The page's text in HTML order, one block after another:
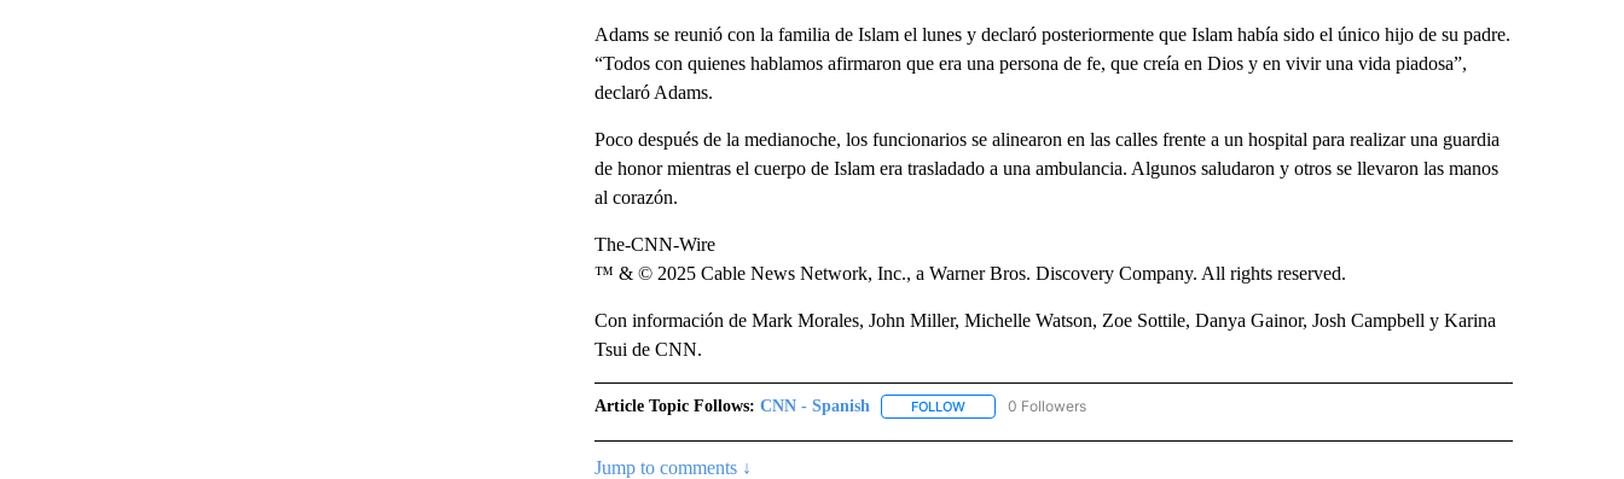
Adams se reunió con la familia de Islam el lunes y declaró posteriormente que Islam había sido el único hijo de su padre.
“Todos con quienes hablamos afirmaron que era una persona de fe, que creía en Dios y en vivir una vida piadosa”,
declaró Adams.
Poco después de la medianoche, los funcionarios se alinearon en las calles frente a un hospital para realizar una guardia
de honor mientras el cuerpo de Islam era trasladado a una ambulancia. Algunos saludaron y otros se llevaron las manos
al corazón.
The-CNN-Wire
™ & © 2025 Cable News Network, Inc., a Warner Bros. Discovery Company. All rights reserved.
Con información de Mark Morales, John Miller, Michelle Watson, Zoe Sottile, Danya Gainor, Josh Campbell y Karina
Tsui de CNN.
Article Topic Follows: CNN - Spanish FOLLOWFOLLOW "CNN - SPANISH" TO RECEIVE NOTIFICATIONS ABOUT NEW PAGES ON "CNN - SPANISH".
0 Followers
Jump to comments ↓